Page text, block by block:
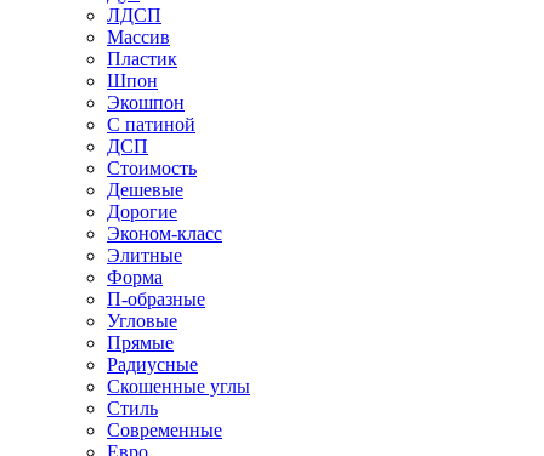
ЛДСП
Массив
Пластик
Шпон
Экошпон
С патиной
ДСП
Стоимость
Дешевые
Дорогие
Эконом-класс
Элитные
Форма
П-образные
Угловые
Прямые
Радиусные
Скошенные углы
Стиль
Современные
Евро